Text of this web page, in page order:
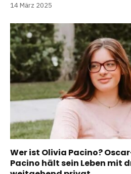
14 März 2025
Wer ist Olivia Pacino?
Pacino hält sein Leben mit